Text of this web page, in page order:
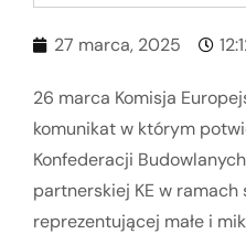
27 marca, 2025
26 marca Komisja
komunikat w którym
Konfederacji
partnerskiej KE w
reprezentującej małe i